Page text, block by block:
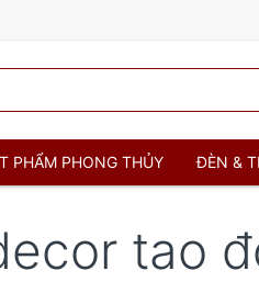
PHẨM PHONG THỦY ĐÈN &
tao